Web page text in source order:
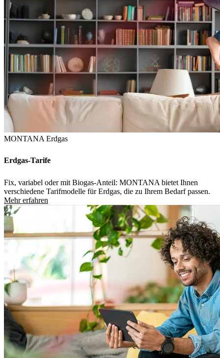
MONTANA Erdgas
Erdgas-Tarife
Fix, variabel oder mit Biogas-Anteil: MONTANA bietet Ihnen
verschiedene Tarifmodelle für Erdgas, die zu Ihrem Bedarf passen.
Mehr erfahren